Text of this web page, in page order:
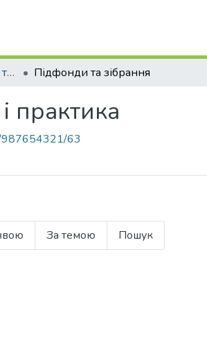
Будівельні конструкції теорія і практика Підфонди та зібрання
практика
987654321/63
За темою Пошук